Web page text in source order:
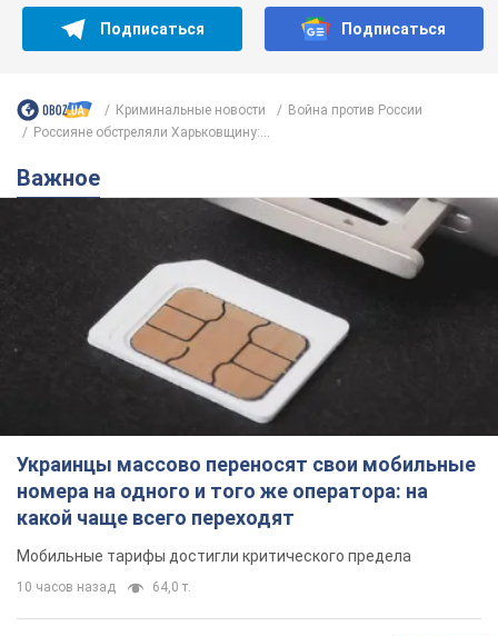
Подписаться Подписаться
Криминальные новости
Война против России
Россияне обстреляли Харьковщину:...
Важное
Украинцы массово переносят свои мобильные
номера на одного и того же оператора: на
какой чаще всего переходят
Мобильные тарифы достигли критического предела
10 часов назад 64,0 т.